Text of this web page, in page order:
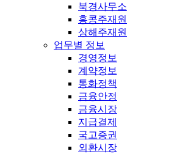
북경사무소
홍콩주재원
상해주재원
업무별 정보
경영정보
계약정보
통화정책
금융안정
금융시장
지급결제
국고증권
외환시장